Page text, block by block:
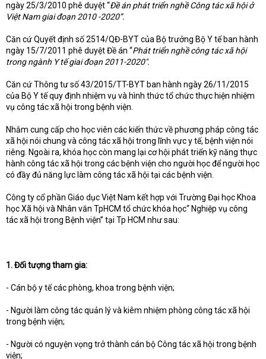
ngày 25/3/2010 phê duyệt “Đề án phát triển nghề Công tác xã hội ở
Việt Nam giai đoạn 2010 -2020”.
Căn cứ Quyết định số 2514/QĐ-BYT của Bộ trưởng Bộ Y tế ban hành
ngày 15/7/2011 phê duyệt Đề án “Phát triển nghề công tác xã hội
trong ngành Y tế giai đoạn 2011-2020".
Căn cứ Thông tư số 43/2015/TT-BYT ban hành ngày 26/11/2015
của Bộ Y tế quy định nhiệm vụ và hình thức tổ chức thực hiện nhiệm
vụ công tác xã hội trong bệnh viện.
Nhằm cung cấp cho học viên các kiến thức về phương pháp công tác
xã hội nói chung và công tác xã hội trong lĩnh vực y tế, bệnh viện nói
riêng. Ngoài ra, khóa học còn mang lại cơ hội phát triển kỹ năng thực
hành công tác xã hội trong các bệnh viện cho người học để người học
có đầy đủ năng lực làm công tác xã hội tại các bệnh viện.
Công ty cổ phần Giáo dục Việt Nam kết hợp với Trường Đại học Khoa
học Xã hội và Nhân văn TpHCM tổ chức khóa học“ Nghiệp vụ công
tác xã hội trong Bệnh viện” tại Tp HCM như sau:
1. Đối tượng tham gia:
- Cán bộ y tế các phòng, khoa trong bệnh viện;
- Người làm công tác quản lý và kiêm nhiệm phòng công tác xã hội
trong bệnh viện;
- Người có nguyện vọng trở thành cán bộ Công tác xã hội trong bệnh
viện;